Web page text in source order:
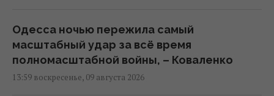
Одесса ночью пережила самый
масштабный удар за всё время
полномасштабной войны, – Коваленко
13:59 воскресенье, 09 августа 2026